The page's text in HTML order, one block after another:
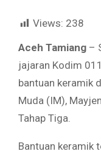
Views: 238
Aceh Tamiang –
jajaran Kodim
bantuan keramik
Muda (IM),
Tahap Tiga.
Bantuan keramik